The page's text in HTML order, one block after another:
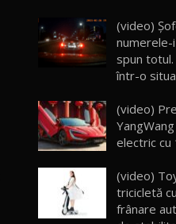
(video)
numerele-
spun
într-o
(video)
electric cu
(video)
tricicletă
frânare